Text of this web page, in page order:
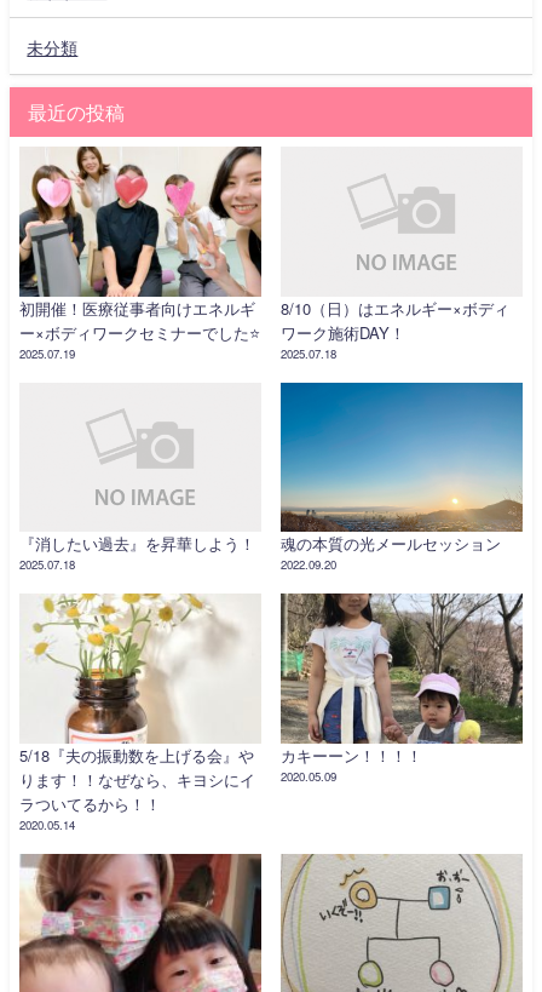
未分類
最近の投稿
初開催！医療従事者向けエネルギ
ー×ボディワークセミナーでした⭐️
2025.07.19
8/10（日）はエネルギー×ボディ
ワーク施術DAY！
2025.07.18
『消したい過去』を昇華しよう！
2025.07.18
魂の本質の光メールセッション
2022.09.20
5/18『夫の振動数を上げる会』や
ります！！なぜなら、キヨシにイ
ラついてるから！！
2020.05.14
カキーーン！！！！
2020.05.09